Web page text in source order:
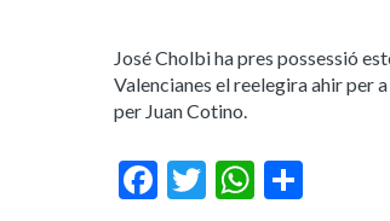
José Cholbi ha pres possessió
Valencianes el reelegira ahir per
per Juan Cotino.
Facebook
Twitter WhatsApp